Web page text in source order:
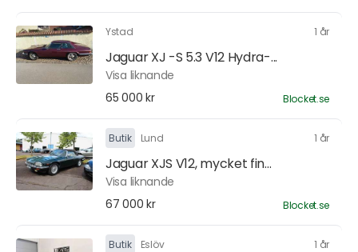
Ystad 1 år
Jaguar XJ -S 5.3 V12 Hydra-...
Visa liknande
65 000 kr
Blocket.se
Butik Lund 1 år
Jaguar XJS V12, mycket fin...
Visa liknande
67 000 kr
Blocket.se
Butik Eslöv 1 år